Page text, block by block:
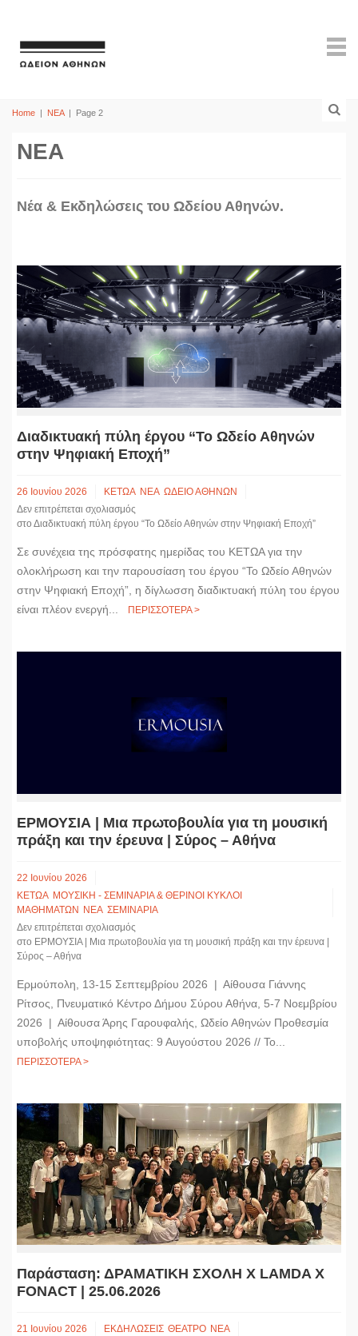
Home | ΝΕΑ | Page 2
ΝΕΑ
Νέα & Εκδηλώσεις του Ωδείου Αθηνών.
Διαδικτυακή πύλη έργου “Το Ωδείο Αθηνών
στην Ψηφιακή Εποχή”
26 Ιουνίου 2026 ΚΕΤΩΑ ΝΕΑ ΩΔΕΙΟ ΑΘΗΝΩΝ
Δεν επιτρέπεται σχολιασμός
στο Διαδικτυακή πύλη έργου “Το Ωδείο Αθηνών στην Ψηφιακή Εποχή”
Σε συνέχεια της πρόσφατης ημερίδας του ΚΕΤΩΑ για την
ολοκλήρωση και την παρουσίαση του έργου “Το Ωδείο Αθηνών
στην Ψηφιακή Εποχή”, η δίγλωσση διαδικτυακή πύλη του έργου
είναι πλέον ενεργή...
ΠΕΡΙΣΣΟΤΕΡΑ >
ΕΡΜΟΥΣΙΑ | Μια πρωτοβουλία για τη μουσική
πράξη και την έρευνα | Σύρος – Αθήνα
22 Ιουνίου 2026
ΚΕΤΩΑ ΜΟΥΣΙΚΗ - ΣΕΜΙΝΑΡΙΑ & ΘΕΡΙΝΟΙ ΚΥΚΛΟΙ
ΜΑΘΗΜΑΤΩΝ ΝΕΑ ΣΕΜΙΝΑΡΙΑ
Δεν επιτρέπεται σχολιασμός
στο ΕΡΜΟΥΣΙΑ | Μια πρωτοβουλία για τη μουσική πράξη και την έρευνα |
Σύρος – Αθήνα
Ερμούπολη, 13-15 Σεπτεμβρίου 2026 | Αίθουσα Γιάννης
Ρίτσος, Πνευματικό Κέντρο Δήμου Σύρου Αθήνα, 5-7 Νοεμβρίου
2026 | Αίθουσα Άρης Γαρουφαλής, Ωδείο Αθηνών Προθεσμία
υποβολής υποψηφιότητας: 9 Αυγούστου 2026 // Το...
ΠΕΡΙΣΣΟΤΕΡΑ >
Παράσταση: ΔΡΑΜΑΤΙΚΗ ΣΧΟΛΗ Χ LAMDA X
FONACT | 25.06.2026
21 Ιουνίου 2026 ΕΚΔΗΛΩΣΕΙΣ ΘΕΑΤΡΟ ΝΕΑ